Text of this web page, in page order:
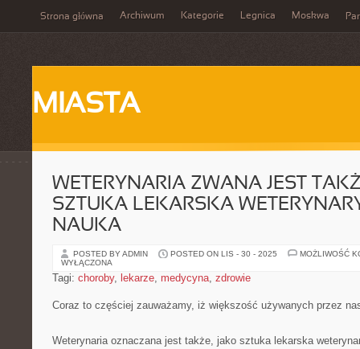
Strona główna Archiwum Kategorie Legnica Moskwa
MIASTA
WETERYNARIA ZWANA JEST
SZTUKA LEKARSKA
NAUKA
POSTED BY ADMIN POSTED ON LIS - 30 - 2025
MOŻLIWOŚĆ
WYŁĄCZONA
Tagi: choroby, lekarze, medycyna, zdrowie
Coraz to częściej zauważamy, iż większość używanych przez
Weterynaria oznaczana jest także, jako sztuka lekarska